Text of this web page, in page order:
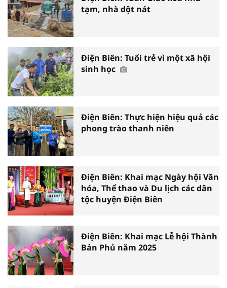
tạm, nhà dột nát
Điện Biên: Tuổi trẻ vì một xã hội
sinh học
Điện Biên: Thực hiện hiệu quả các
phong trào thanh niên
Điện Biên: Khai mạc Ngày hội Văn
hóa, Thể thao và Du lịch các dân
tộc huyện Điện Biên
Điện Biên: Khai mạc Lễ hội Thành
Bản Phủ năm 2025